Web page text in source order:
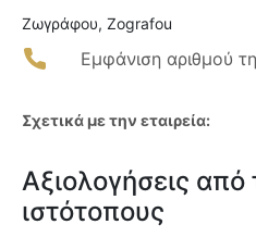
Ζωγράφου, Zografou
Εμφάνιση αριθμού
Σχετικά με την εταιρεία:
Αξιολογήσεις
ιστότοπους